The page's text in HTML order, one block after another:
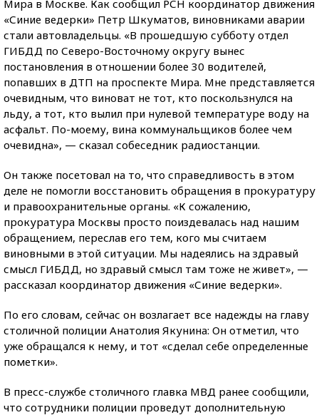
Мира в Москве. Как сообщил РСН координатор движения
«Синие ведерки» Петр Шкуматов, виновниками аварии
стали автовладельцы. «В прошедшую субботу отдел
ГИБДД по Северо-Восточному округу вынес
постановления в отношении более 30 водителей,
попавших в ДТП на проспекте Мира. Мне представляется
очевидным, что виноват не тот, кто поскользнулся на
льду, а тот, кто вылил при нулевой температуре воду на
асфальт. По-моему, вина коммунальщиков более чем
очевидна», — сказал собеседник радиостанции.
Он также посетовал на то, что справедливость в этом
деле не помогли восстановить обращения в прокуратуру
и правоохранительные органы. «К сожалению,
прокуратура Москвы просто поиздевалась над нашим
обращением, переслав его тем, кого мы считаем
виновными в этой ситуации. Мы надеялись на здравый
смысл ГИБДД, но здравый смысл там тоже не живет», —
рассказал координатор движения «Синие ведерки».
По его словам, сейчас он возлагает все надежды на главу
столичной полиции Анатолия Якунина: Он отметил, что
уже обращался к нему, и тот «сделал себе определенные
пометки».
В пресс-службе столичного главка МВД ранее сообщили,
что сотрудники полиции проведут дополнительную